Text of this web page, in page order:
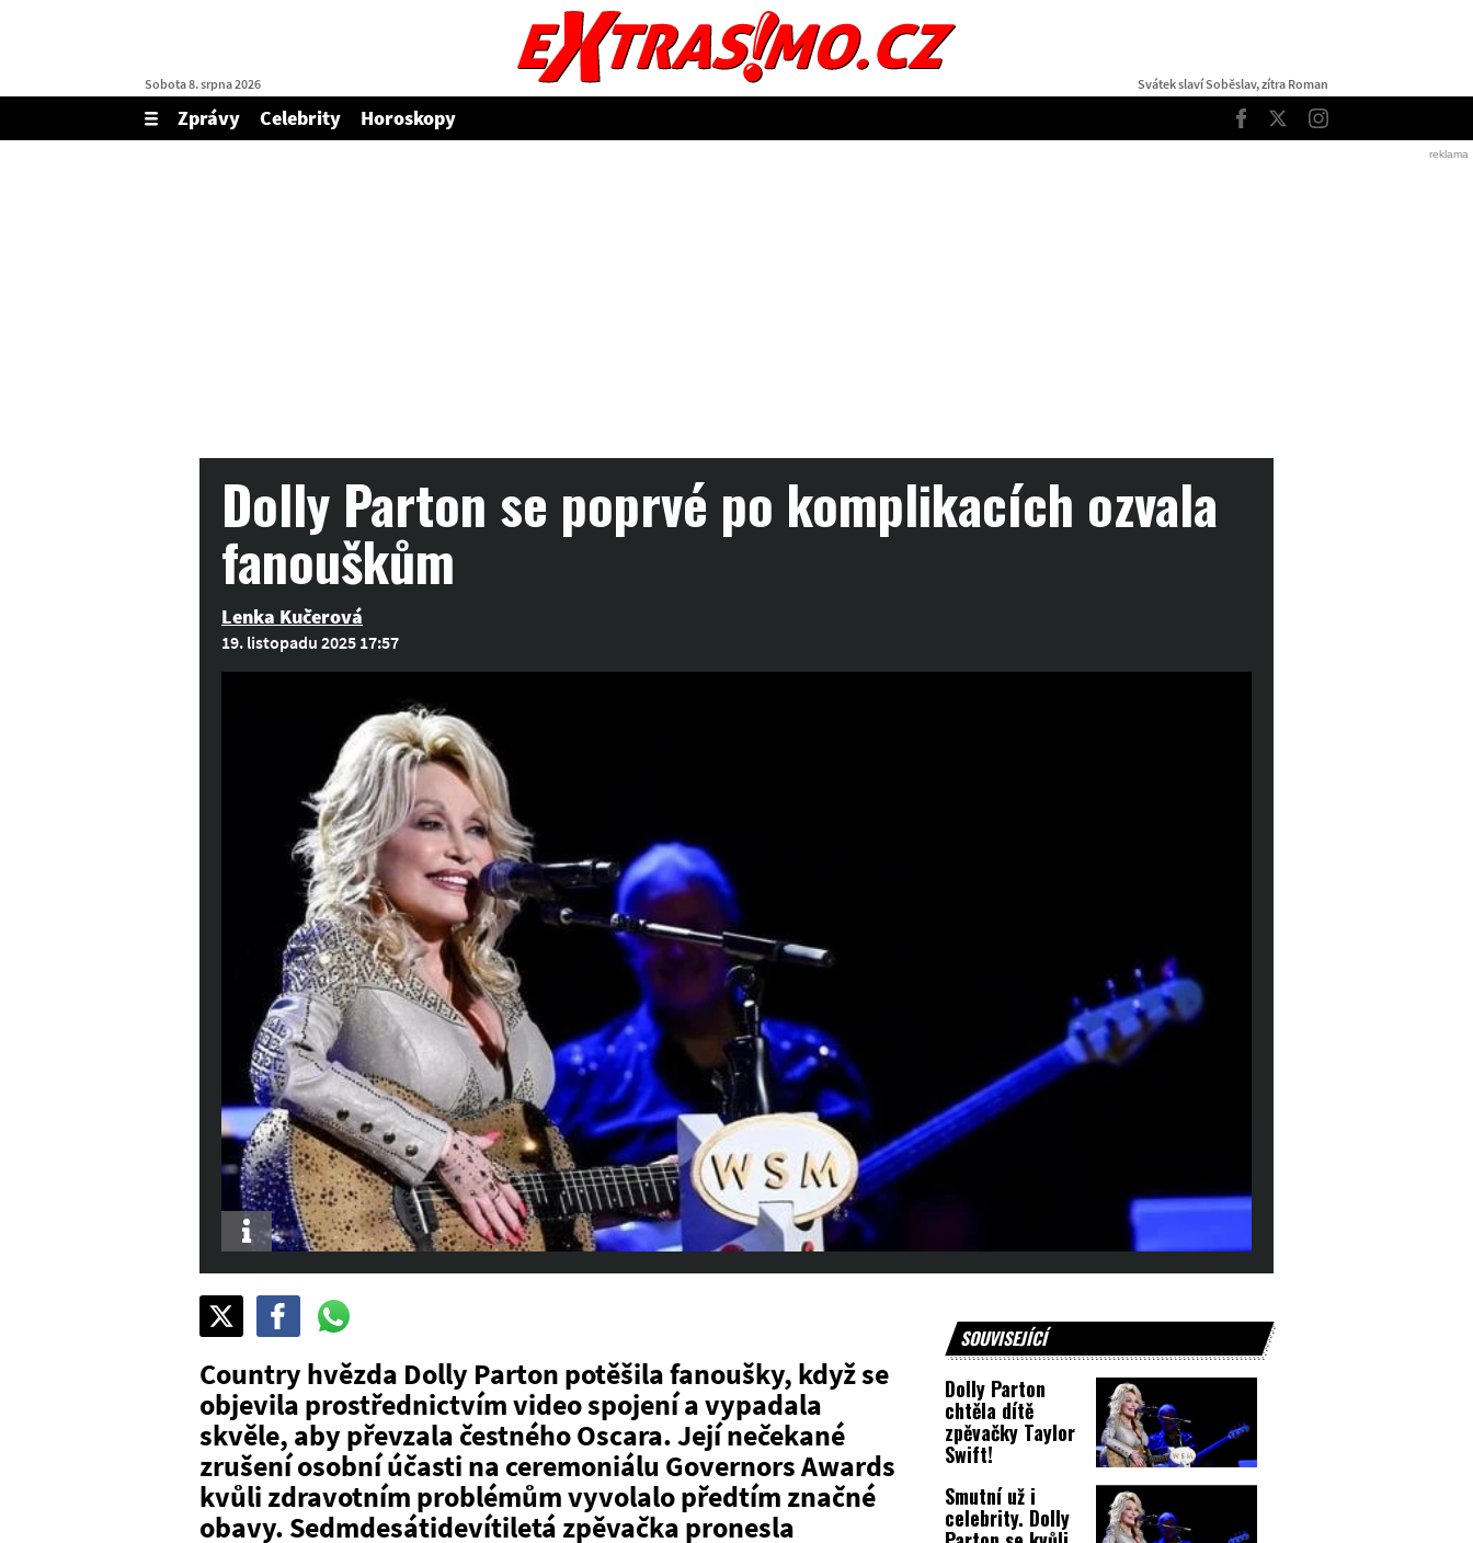
Sobota 8. srpna 2026 Svátek slaví Soběslav, zítra Roman
Zobrazit/skrýt
menu
Zprávy Celebrity
Horoskopy
Facebook
TwitterInstagram
Dolly Parton se poprvé po komplikacích ozvala
fanouškům
Lenka Kučerová
19. listopadu 2025 17:57
Info
Pošli
na
Pošli
na
FacebookWhatsAppu
Country hvězda Dolly Parton potěšila fanoušky, když se
objevila prostřednictvím video spojení a vypadala
skvěle, aby převzala čestného Oscara. Její nečekané
zrušení osobní účasti na ceremoniálu Governors Awards
kvůli zdravotním problémům vyvolalo předtím značné
obavy. Sedmdesátidevítiletá zpěvačka pronesla
SOUVISEJÍCÍ
Dolly Parton
chtěla dítě
zpěvačky Taylor
Swift!
Smutní už i
celebrity. Dolly